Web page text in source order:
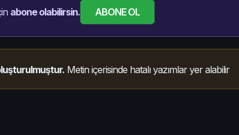
abone olabilirsin. ABONE OL
Metin içerisinde hatalı yazımlar yer alabilir